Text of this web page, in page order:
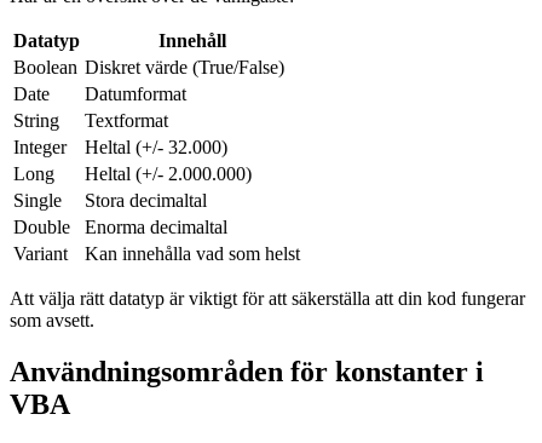
Datatyp
Innehåll
Boolean Diskret värde (True/False)
Date
Datumformat
String
Textformat
Integer
Heltal (+/- 32.000)
Long
Heltal (+/- 2.000.000)
Single
Stora decimaltal
Double
Enorma decimaltal
Variant
Kan innehålla vad som helst
Att välja rätt datatyp är viktigt för att säkerställa att din kod fungerar
som avsett.
Användningsområden för konstanter i
VBA